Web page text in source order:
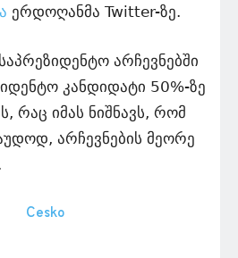
ერდოღანმა Twitter-ზე.
არჩევნებში
კანდიდატი 50%-ზე
რაც იმას ნიშნავს, რომ
არჩევნების მეორე